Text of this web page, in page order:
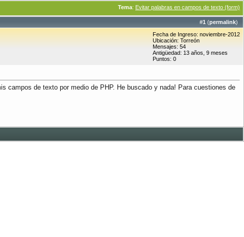
Tema: Evitar palabras en campos de texto (form)
#1 (permalink)
Fecha de Ingreso: noviembre-2012
Ubicación: Torreón
Mensajes: 54
Antigüedad: 13 años, 9 meses
Puntos: 0
campos de texto por medio de PHP. He buscado y nada! Para cuestiones de